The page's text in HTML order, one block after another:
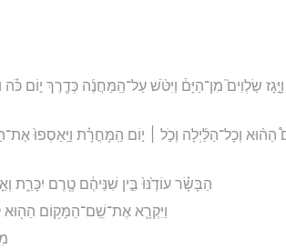
שַׂלְוִים֮ מִן־הַיָּם֒ וַיִּטֹּ֨שׁ עַל־הַֽמַּחֲנֶ֜ה כְּדֶ֧רֶךְ י֣וֹם
הַה֨וּא וְכָל־הַלַּ֜יְלָה וְכֹ֣ל ׀ י֣וֹם הַֽמָּחֳרָ֗ת וַיַּֽאַסְפוּ֙
הַבָּשָׂ֗ר עוֹדֶ֙נּוּ֙ בֵּ֣ין שִׁנֵּיהֶ֔ם טֶ֖רֶם יִכָּרֵ֑ת
וַיִּקְרָ֛א אֶת־שֵֽׁם־הַמָּק֥וֹם